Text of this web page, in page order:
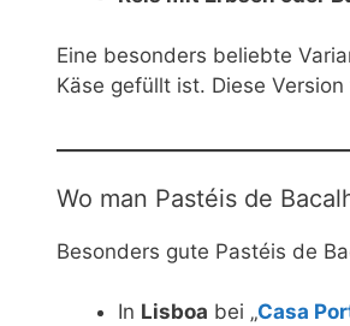
Eine besonders beliebte
Käse gefüllt ist. Diese
Wo man Pastéis de
Besonders gute Pastéis de
In Lisboa bei „Casa